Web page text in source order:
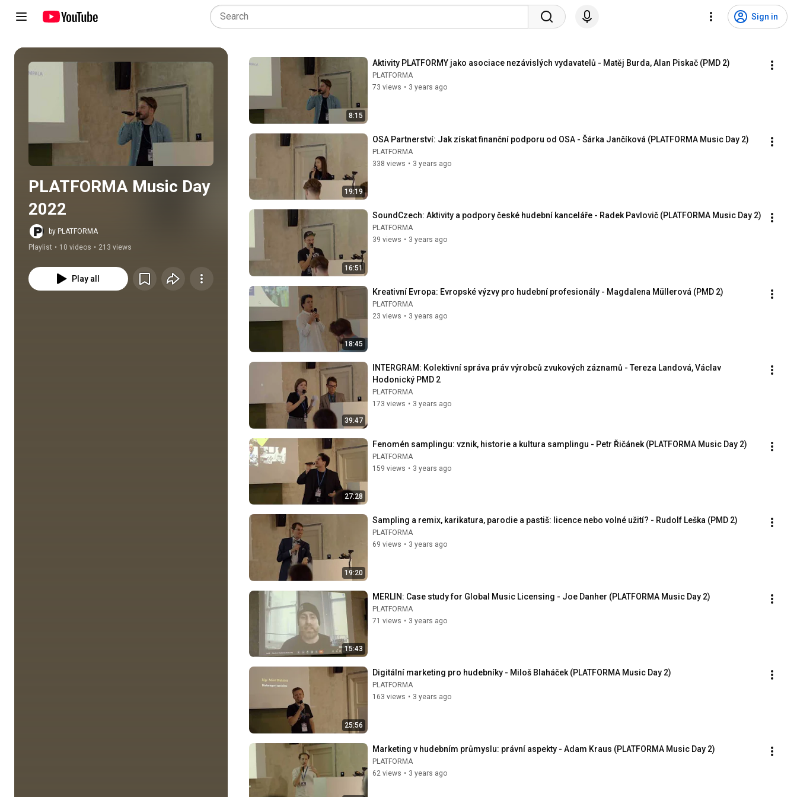
Sign in
Play all
PLATFORMA Music Day
2022
by PLATFORMA
Playlist • 10 videos • 213 views
Play all
8:15
Aktivity PLATFORMY jako asociace nezávislých vydavatelů - Matěj Burda, Alan Piskač (PMD 2)
PLATFORMA
73 views • 3 years ago
19:19
OSA Partnerství: Jak získat finanční podporu od OSA - Šárka Jančíková (PLATFORMA Music Day 2)
PLATFORMA
338 views • 3 years ago
16:51
SoundCzech: Aktivity a podpory české hudební kanceláře - Radek Pavlovič (PLATFORMA Music Day 2)
PLATFORMA
39 views • 3 years ago
18:45
Kreativní Evropa: Evropské výzvy pro hudební profesionály - Magdalena Müllerová (PMD 2)
PLATFORMA
23 views • 3 years ago
39:47
INTERGRAM: Kolektivní správa práv výrobců zvukových záznamů - Tereza Landová, Václav
Hodonický PMD 2
PLATFORMA
173 views • 3 years ago
27:28
Fenomén samplingu: vznik, historie a kultura samplingu - Petr Řičánek (PLATFORMA Music Day 2)
PLATFORMA
159 views • 3 years ago
19:20
Sampling a remix, karikatura, parodie a pastiš: licence nebo volné užití? - Rudolf Leška (PMD 2)
PLATFORMA
69 views • 3 years ago
15:43
MERLIN: Case study for Global Music Licensing - Joe Danher (PLATFORMA Music Day 2)
PLATFORMA
71 views • 3 years ago
25:56
Digitální marketing pro hudebníky - Miloš Blaháček (PLATFORMA Music Day 2)
PLATFORMA
163 views • 3 years ago
Marketing v hudebním průmyslu: právní aspekty - Adam Kraus (PLATFORMA Music Day 2)
PLATFORMA
62 views • 3 years ago